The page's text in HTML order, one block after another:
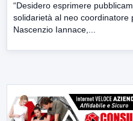
“Desidero esprimere
solidarietà al neo coordinatore
Nascenzio Iannace,...